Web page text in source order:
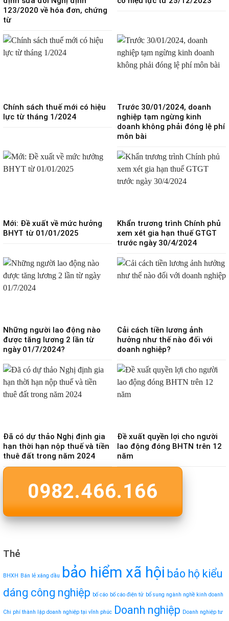
123/2020 về hóa đơn, chứng
từ
Chính sách thuế mới có hiệu
lực từ tháng 1/2024
Trước 30/01/2024, doanh
nghiệp tạm ngừng kinh
doanh không phải đóng lệ phí
môn bài
Mới: Đề xuất về mức hưởng
BHYT từ 01/01/2025
Khẩn trương trình Chính phủ
xem xét gia hạn thuế GTGT
trước ngày 30/4/2024
Những người lao động nào
được tăng lương 2 lần từ
ngày 01/7/2024?
Cải cách tiền lương ảnh
hưởng như thế nào đối với
doanh nghiệp?
Đã có dự thảo Nghị định gia
hạn thời hạn nộp thuế và tiền
thuê đất trong năm 2024
Đề xuất quyền lợi cho người
lao động đóng BHTN trên 12
năm
0982.466.166
Thẻ
BHXH Bán lẻ xăng dầu bảo hiểm xã hội bảo hộ kiểu
dáng công nghiệp bố cáo bố cáo điện tử bổ sung ngành nghề kinh doanh
Chi phí thành lập doanh nghiệp tại vĩnh phúc Doanh nghiệp Doanh nghiệp tư